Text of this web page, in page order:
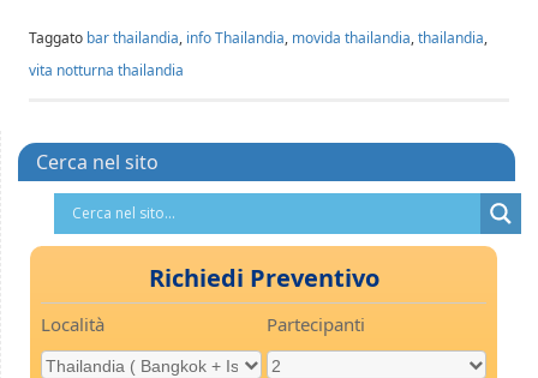
Taggato bar thailandia, info Thailandia, movida thailandia,thailandia,
vita notturna thailandia
Cerca nel sito
Richiedi Preventivo
Località Partecipanti